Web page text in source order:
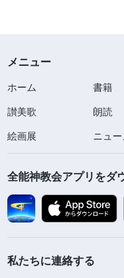
メニュー
ホーム 書籍
讃美歌
朗読
絵画展
ニュー
全能神教会アプリをダ
私たちに連絡する